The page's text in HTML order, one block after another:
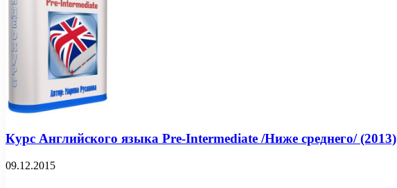
Курс Английского языка Pre-Intermediate /Ниже среднего/ (2013)
09.12.2015